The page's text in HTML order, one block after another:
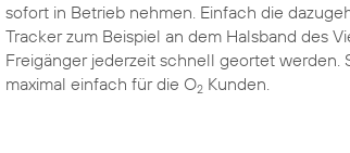
sofort in Betrieb nehmen. Einfach die
Tracker zum Beispiel an dem Halsband des
Freigänger jederzeit schnell geortet werden.
maximal einfach für die O2 Kunden.